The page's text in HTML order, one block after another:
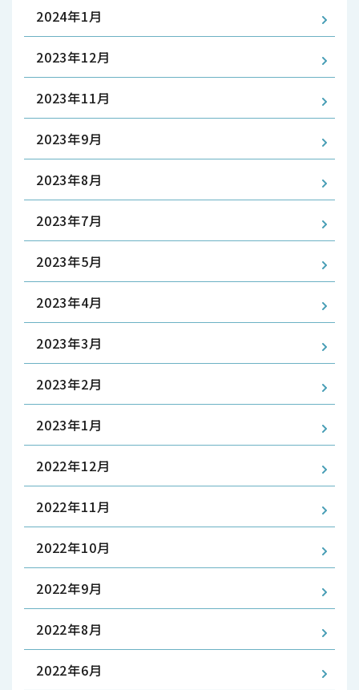
2024年1月
2023年12月
2023年11月
2023年9月
2023年8月
2023年7月
2023年5月
2023年4月
2023年3月
2023年2月
2023年1月
2022年12月
2022年11月
2022年10月
2022年9月
2022年8月
2022年6月